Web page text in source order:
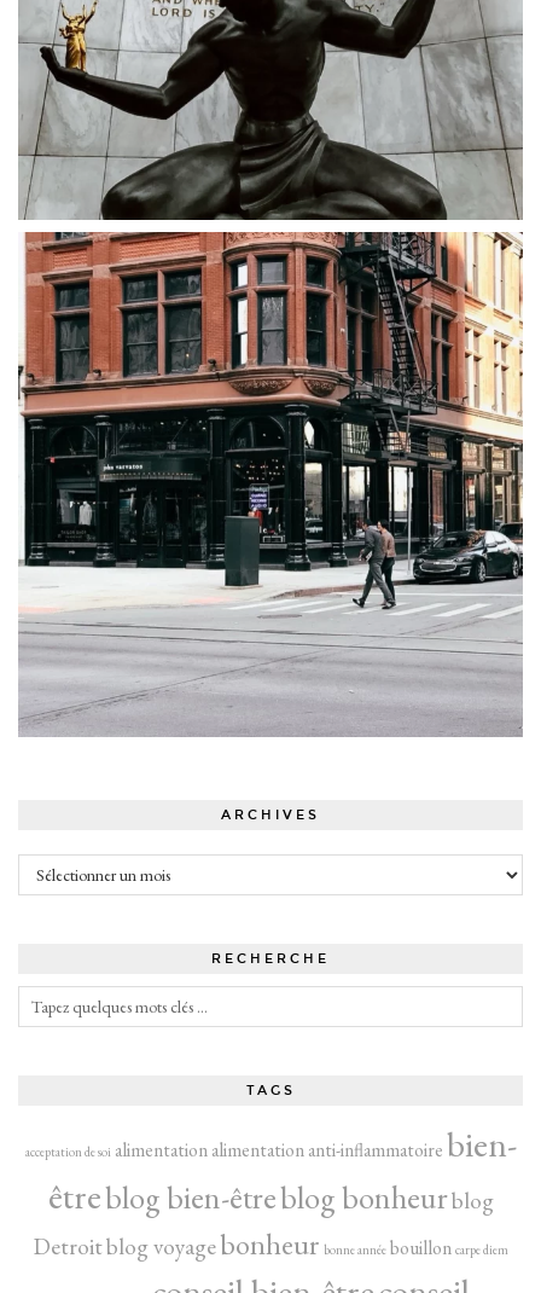
ARCHIVES
Archives
RECHERCHE
TAGS
acceptation de soi alimentation alimentation anti-inflammatoirebien-
êtreblog bien-êtreblog bonheurblog
Detroitblog voyagebonheur bonne année bouillon carpe diem